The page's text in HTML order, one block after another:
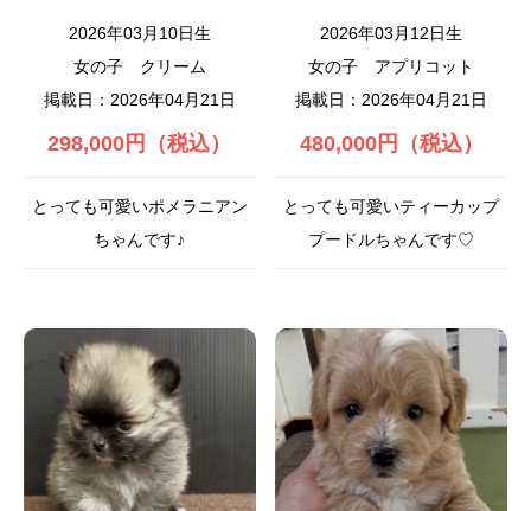
2026年03月10日生
女の子
クリーム
掲載日：2026年04月21日
298,000円（税込）
とっても可愛いポメラニアン
ちゃんです♪
2026年03月12日生
女の子
アプリコット
掲載日：2026年04月21日
480,000円（税込）
とっても可愛いティーカップ
プードルちゃんです♡